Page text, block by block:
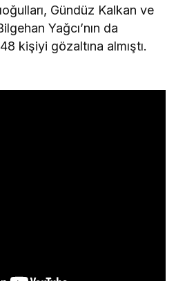
Gündüz Kalkan ve
Yağcı’nın da
kişiyi gözaltına almıştı.